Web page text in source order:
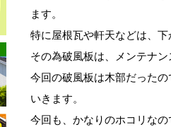
ます。
特に屋根瓦や軒天などは、
その為破風板は、メンテナン
今回の破風板は木部だったの
いきます。
今回も、かなりのホコリな